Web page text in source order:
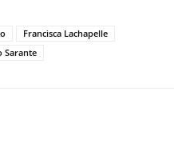
Francisca Lachapelle
Sarante